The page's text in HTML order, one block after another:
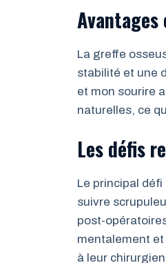
La greffe
stabilité et une
et mon sourire
naturelles, ce
Les défis
Le principal
suivre
post-
mentalement
à leur